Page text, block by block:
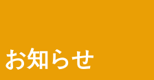
お知らせ